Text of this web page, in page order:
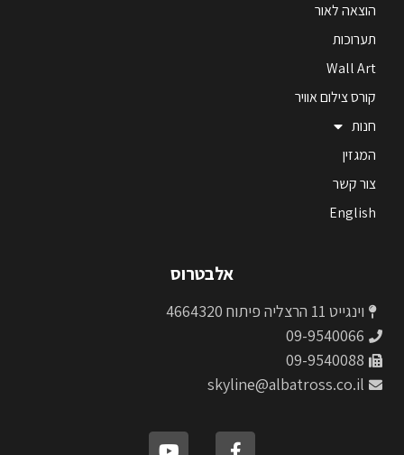
הוצאה לאור
תערוכות
Wall Art
קורס צילום אוויר
חנות
המגזין
צור קשר
English
אלבטרוס
וינגייט 11 הרצליה פיתוח 4664320
09-9540066
09-9540088
skyline@albatross.co.il